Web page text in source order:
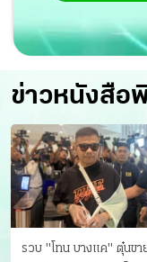
ข่าวหนังสือ
รวบ "โทน บางแค" ตุ๋นขา